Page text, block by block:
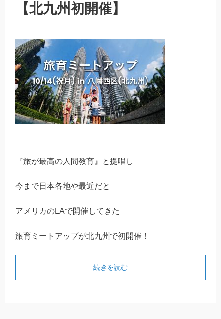
【北九州初開催】
『旅が最高の人間教育』と提唱し
今まで日本各地や最近だと
アメリカのLAで開催してきた
旅育ミートアップが北九州で初開催！
続きを読む